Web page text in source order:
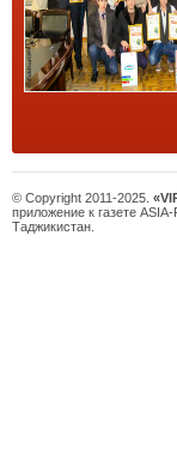
© Copyright 2011-2025.
приложение к газете
Таджикистан.